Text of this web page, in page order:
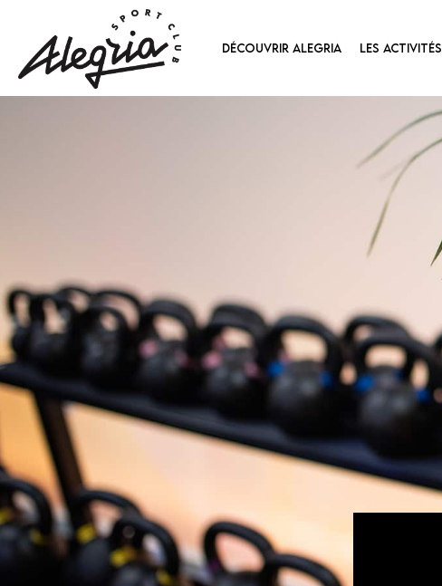
DÉCOUVRIR ALEGRIA LES ACTIVITÉS